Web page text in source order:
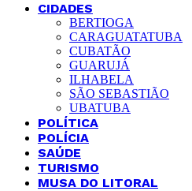
CIDADES
BERTIOGA
CARAGUATATUBA
CUBATÃO
GUARUJÁ
ILHABELA
SÃO SEBASTIÃO
UBATUBA
POLÍTICA
POLÍCIA
SAÚDE
TURISMO
MUSA DO LITORAL